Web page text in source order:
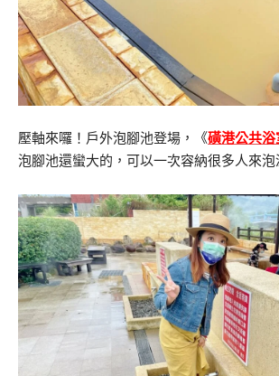
壓軸來囉！戶外泡腳池登場，《磺港公共浴
泡腳池還蠻大的，可以一次容納很多人來泡